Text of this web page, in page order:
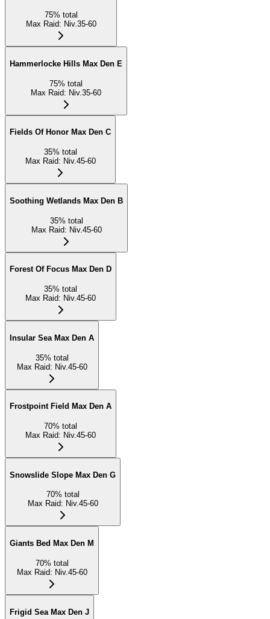
75% total
Max Raid: Niv.35-60
Hammerlocke Hills Max Den E
75% total
Max Raid: Niv.35-60
Fields Of Honor Max Den C
35% total
Max Raid: Niv.45-60
Soothing Wetlands Max Den B
35% total
Max Raid: Niv.45-60
Forest Of Focus Max Den D
35% total
Max Raid: Niv.45-60
Insular Sea Max Den A
35% total
Max Raid: Niv.45-60
Frostpoint Field Max Den A
70% total
Max Raid: Niv.45-60
Snowslide Slope Max Den G
70% total
Max Raid: Niv.45-60
Giants Bed Max Den M
70% total
Max Raid: Niv.45-60
Frigid Sea Max Den J